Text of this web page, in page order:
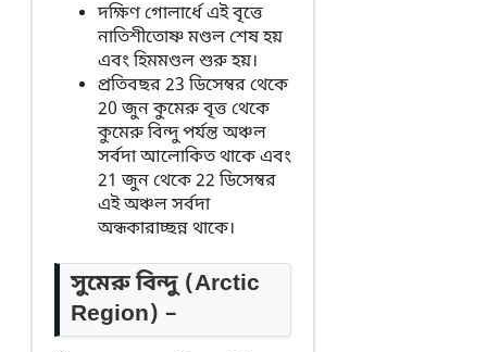
দক্ষিণ গোলার্ধে এই বৃত্তে
নাতিশীতোষ্ণ মণ্ডল শেষ হয়
এবং হিমমণ্ডল শুরু হয়।
প্রতিবছর 23 ডিসেম্বর থেকে
20 জুন কুমেরু বৃত্ত থেকে
কুমেরু বিন্দু পর্যন্ত অঞ্চল
সর্বদা আলোকিত থাকে এবং
21 জুন থেকে 22 ডিসেম্বর
এই অঞ্চল সর্বদা
অন্ধকারাচ্ছন্ন থাকে।
সুমেরু বিন্দু (Arctic
Region) –